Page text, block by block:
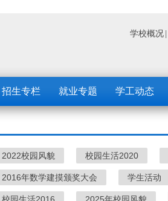
学校概况
招生专栏 就业专题 学工动态
2022校园风貌 校园生活2020
2016年数学建摸颁奖大会 学生活动